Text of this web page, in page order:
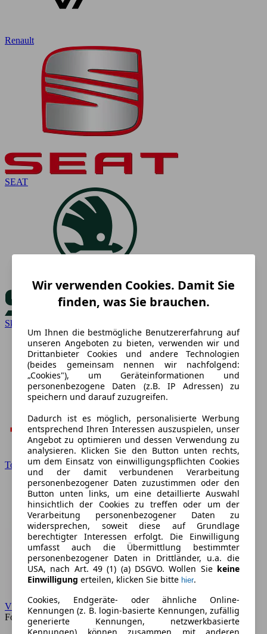
Renault
SEAT
Skoda
Toyota
VW
Forum
Wir verwenden Cookies. Damit Sie
finden, was Sie brauchen.
Um Ihnen die bestmögliche Benutzererfahrung auf
unseren Angeboten zu bieten, verwenden wir und
Drittanbieter Cookies und andere Technologien
(beides gemeinsam nennen wir nachfolgend:
„Cookies"), um Geräteinformationen und
personenbezogene Daten (z.B. IP Adressen) zu
speichern und darauf zuzugreifen.
Dadurch ist es möglich, personalisierte Werbung
entsprechend Ihren Interessen auszuspielen, unser
Angebot zu optimieren und dessen Verwendung zu
analysieren. Klicken Sie den Button unten rechts,
um dem Einsatz von einwilligungspflichten Cookies
und der damit verbundenen Verarbeitung
personenbezogener Daten zuzustimmen oder den
Button unten links, um eine detaillierte Auswahl
hinsichtlich der Cookies zu treffen oder um der
Verarbeitung personenbezogener Daten zu
widersprechen, soweit diese auf Grundlage
berechtigter Interessen erfolgt. Die Einwilligung
umfasst auch die Übermittlung bestimmter
personenbezogener Daten in Drittländer, u.a. die
USA, nach Art. 49 (1) (a) DSGVO. Wollen Sie keine
Einwilligung erteilen, klicken Sie bitte hier.
Cookies, Endgeräte- oder ähnliche Online-
Kennungen (z. B. login-basierte Kennungen, zufällig
generierte Kennungen, netzwerkbasierte